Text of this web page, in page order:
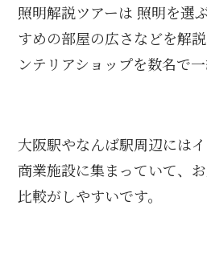
照明解説ツアーは 照明を選
すめの部屋の広さなどを解
ンテリアショップを数名で一
大阪駅やなんば駅周辺には
商業施設に集まっていて、
比較がしやすいです。